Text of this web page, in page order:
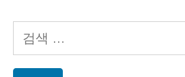
독
립
운
오
이
검
색: